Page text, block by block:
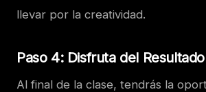
llevar por la creatividad.
Paso 4: Disfruta del Resultado
Al final de la clase, tendrás la